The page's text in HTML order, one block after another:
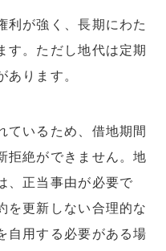
利が強く、長期にわた
す。ただし地代は定期
あります。
ているため、借地期間
拒絶ができません。地
、正当事由が必要で
を更新しない合理的な
自用する必要がある場